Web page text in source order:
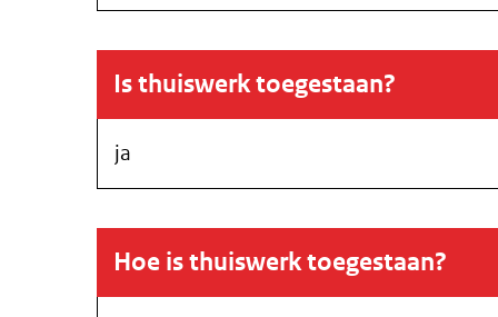
Is thuiswerk toegestaan?
ja
Hoe is thuiswerk toegestaan?